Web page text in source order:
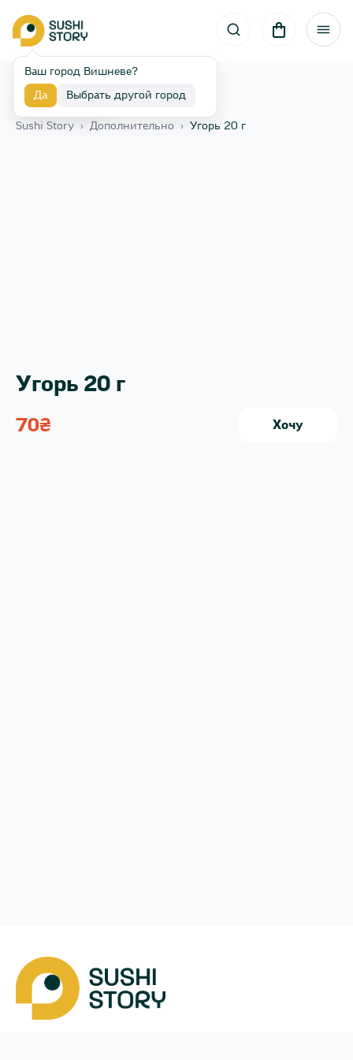
Ваш город Вишневе?
Да Выбрать другой город
Назад
Sushi Story › Дополнительно › Угорь 20 г
Угорь 20 г
70₴ Хочу